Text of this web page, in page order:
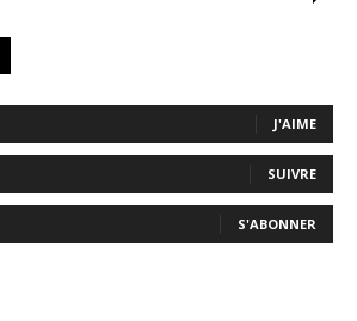
J'AIME
SUIVRE
S'ABONNER